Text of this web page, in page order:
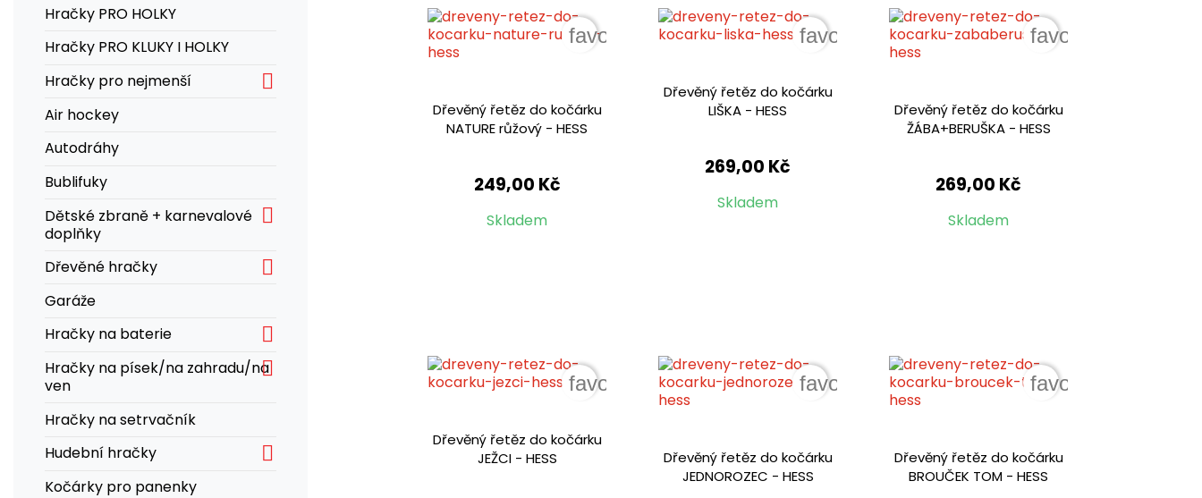
Hračky PRO HOLKY
Hračky PRO KLUKY I HOLKY
Hračky pro nejmenší

Air hockey
Autodráhy
Bublifuky
Dětské zbraně + karnevalové
doplňky

Dřevěné hračky 
Garáže
Hračky na baterie

Hračky na písek/na zahradu/na
ven

Hračky na setrvačník
Hudební hračky

Kočárky pro panenky
Dřevěný řetěz do kočárku
NATURE růžový - HESS
249,00 Kč
Skladem
favorite_border
Dřevěný řetěz do kočárku
LIŠKA - HESS
269,00 Kč
Skladem
favorite_border
Dřevěný řetěz do kočárku
ŽÁBA+BERUŠKA - HESS
269,00 Kč
Skladem
favorite_border
Dřevěný řetěz do kočárku
JEŽCI - HESS
favorite_border
Dřevěný řetěz do kočárku
JEDNOROZEC - HESS
favorite_border
Dřevěný řetěz do kočárku
BROUČEK TOM - HESS
favorite_border